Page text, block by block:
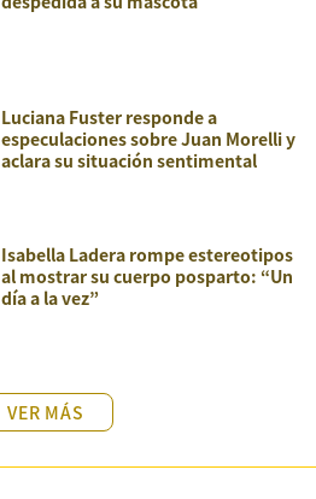
Luciana Fuster responde a
especulaciones sobre Juan Morelli y
aclara su situación sentimental
Isabella Ladera rompe estereotipos
al mostrar su cuerpo posparto: “Un
día a la vez”
VER MÁS